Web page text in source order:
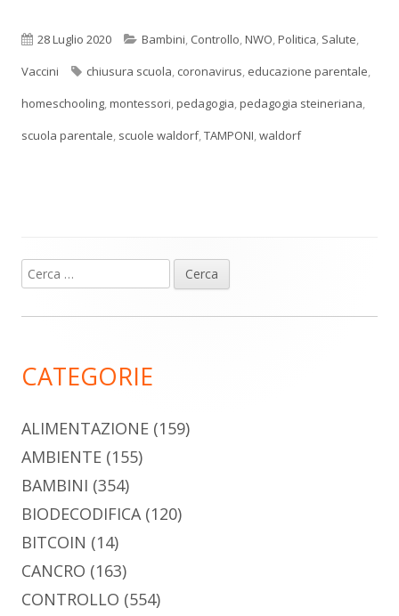
Pubblicato
28 Luglio 2020 Categorie
Bambini Controllo NWO Politica Salute
Vaccini
Tag
chiusura scuola coronavirus educazione parentale
homeschooling montessori pedagogia pedagogia steineriana
scuola parentale scuole waldorf, TAMPONI waldorf
Barra
laterale
Ricerca
per:
CATEGORIE
ALIMENTAZIONE (159)
AMBIENTE (155)
BAMBINI (354)
BIODECODIFICA(120)
BITCOIN (14)
CANCRO (163)
CONTROLLO (554)